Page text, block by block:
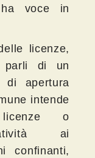
voce in
licenze,
parli di un
di apertura
intende
o
ai
confinanti,